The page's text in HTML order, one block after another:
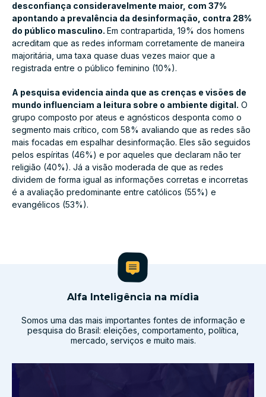
desconfiança consideravelmente maior, com 37%
apontando a prevalência da desinformação, contra 28%
do público masculino. Em contrapartida, 19% dos homens
acreditam que as redes informam corretamente de maneira
majoritária, uma taxa quase duas vezes maior que a
registrada entre o público feminino (10%).
A pesquisa evidencia ainda que as crenças e visões de
mundo influenciam a leitura sobre o ambiente digital. O
grupo composto por ateus e agnósticos desponta como o
segmento mais crítico, com 58% avaliando que as redes são
mais focadas em espalhar desinformação. Eles são seguidos
pelos espíritas (46%) e por aqueles que declaram não ter
religião (40%). Já a visão moderada de que as redes
dividem de forma igual as informações corretas e incorretas
é a avaliação predominante entre católicos (55%) e
evangélicos (53%).
Alfa Inteligência na mídia
Somos uma das mais importantes fontes de informação e
pesquisa do Brasil: eleições, comportamento, política,
mercado, serviços e muito mais.